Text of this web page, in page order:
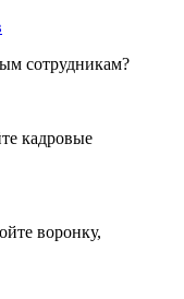
сотрудникам?
кадровые
воронку,